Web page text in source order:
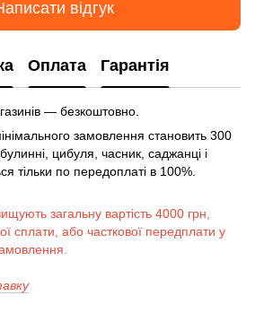
відгук
Оплата Гарантія
— безкоштовно.
замовлення становить 300
цибуля, часник, саджанці і
тільки по передоплаті в 100%.
загальну вартість 4000 грн,
сплати, або часткової передплати у